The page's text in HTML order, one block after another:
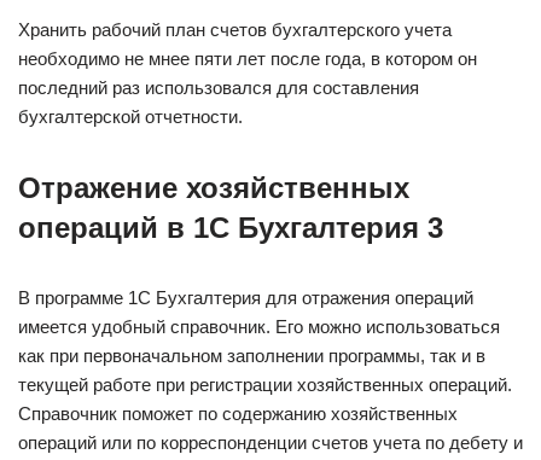
Хранить рабочий план счетов бухгалтерского учета
необходимо не мнее пяти лет после года, в котором он
последний раз использовался для составления
бухгалтерской отчетности.
Отражение хозяйственных
операций в 1С Бухгалтерия 3
В программе 1С Бухгалтерия для отражения операций
имеется удобный справочник. Его можно использоваться
как при первоначальном заполнении программы, так и в
текущей работе при регистрации хозяйственных операций.
Справочник поможет по содержанию хозяйственных
операций или по корреспонденции счетов учета по дебету и